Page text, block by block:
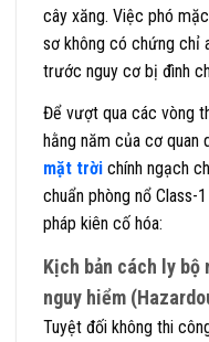
cây xăng. Việc phó
sơ không có chứng chỉ
trước nguy cơ bị đình
Để vượt qua các vòng
hằng năm của cơ quan
mặt trời chính ngạch
chuẩn phòng nổ Class-
pháp kiên cố hóa:
Kịch bản cách ly bộ
nguy hiểm
Tuyệt đối không thi